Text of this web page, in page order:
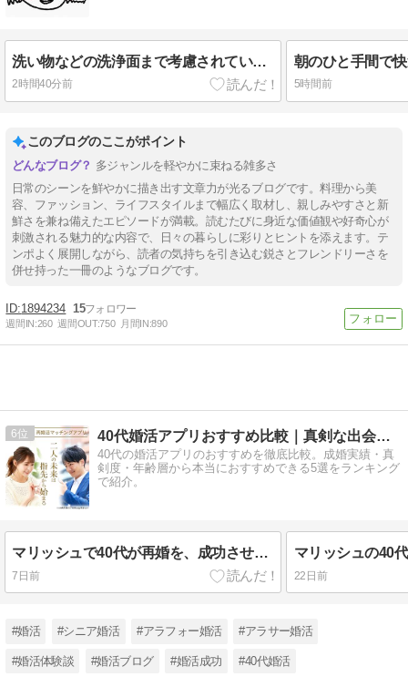
洗い物などの洗浄面まで考慮されている浄水器！
2時間40分前 5時間前
このブログのここがポイント
多ジャンルを軽やかに束ねる雑多さ
日常のシーンを鮮やかに描き出す文章力が光るブログです。料理から美
容、ファッション、ライフスタイルまで幅広く取材し、親しみやすさと新
鮮さを兼ね備えたエピソードが満載。読むたびに身近な価値観や好奇心が
刺激される魅力的な内容で、日々の暮らしに彩りとヒントを添えます。テ
ンポよく展開しながら、読者の気持ちを引き込む鋭さとフレンドリーさを
併せ持った一冊のようなブログです。
1894234 15
週間IN:260 週間OUT:750 月間IN:890
6 40代婚活アプリおすすめ比較｜真剣な出会いを見付ける！
40代の婚活アプリのおすすめを徹底比較。成婚実績・真
剣度・年齢層から本当におすすめできる5選をランキング
で紹介。
マリッシュで40代が再婚を、成功させるポイントを解説！
7日前 22日前
#婚活 #シニア婚活 #アラフォー婚活 #アラサー婚活
#婚活体験談 #婚活ブログ #婚活成功 #40代婚活